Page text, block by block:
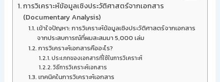
การวิเคราะห์ข้อมูลเชิงประวัติศาสตร์จากเอกสาร
(Documentary Analysis)
เข้าใจปัญหา: การวิเคราะห์ข้อมูลเชิงประวัติศาสตร์จากเอกสาร
จากประสบการณ์ที่ผมสะสมมา 5,000 เล่ม
การวิเคราะห์เอกสารคืออะไร?
ประเภทของเอกสารที่ใช้ในการวิเคราะห์
วิธีการวิเคราะห์เอกสาร
เทคนิคในการวิเคราะห์เอกสาร